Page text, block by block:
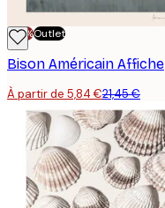
-70%Outlet
Bison Américain Affiche
À partir de 5,84 €21,45 €